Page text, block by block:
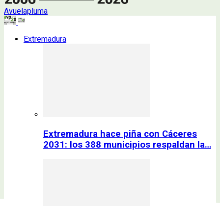
Avuelapluma
Extremadura
Extremadura hace piña con Cáceres
2031: los 388 municipios respaldan la…